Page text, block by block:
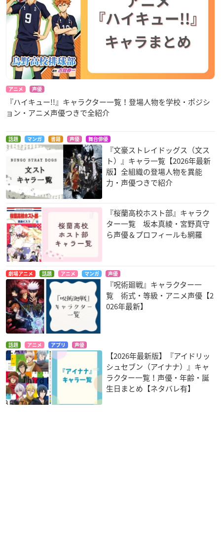
アニメ 声優
『ハイキュー!!』キャラクター一覧！登場人物を学校・ポジシ
ョン・アニメ声優つきで全紹介
話題 マンガ 書籍 声優 舞台俳優
『文豪ストレイドッグス（文ス
ト）』キャラ一覧【2026年最新
版】全組織の登場人物を異能
力・声優つきで紹介
『桜蘭高校ホスト部』キャラク
ター一覧 坂本真綾・宮野真守
ら声優＆プロフィールも網羅
劇場アニメ 話題 アニメ マンガ 声優
『呪術廻戦』キャラクター一
覧 術式・等級・アニメ声優【2
026年最新】
話題 アニメ アプリ 声優
【2026年最新版】『アイドリッ
シュセブン（アイナナ）』キャ
ラクター一覧！声優・年齢・誕
生日まとめ【ネタバレ有】